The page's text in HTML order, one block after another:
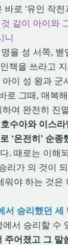
로 ‘유인 작전
같이 아이와
니
을 성 서쪽,
책을 쓰라고
이 성 왕과
로 그때, 매복
여 완전히 진
수아와 이스
‘온전히’ 순종
. 때로는 이해
리가 의 것이
야 하는 것
서 승리했던
서 승리할 수
주어졌고 그 말